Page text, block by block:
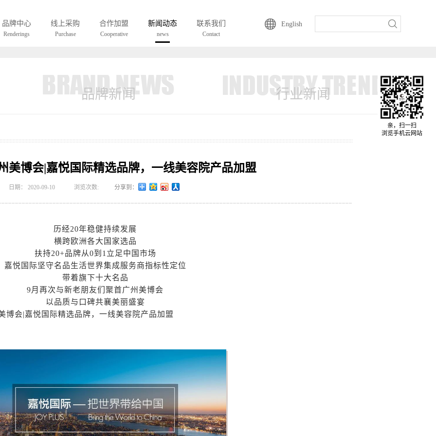
品牌中心
Renderings
线上采购
Purchase
合作加盟
Cooperative
新闻动态
news
联系我们
Contact
English
品牌新闻 行业新闻
分享到：
美博会|嘉悦国际精选品牌，一线美容院产品加盟
日期： 2020-09-10 浏览次数:
历经20年稳健持续发展
横跨欧洲各大国家选品
扶持20+品牌从0到1立足中国市场
嘉悦国际坚守名品生活世界集成服务商指标性定位
带着旗下十大名品
9月再次与新老朋友们聚首广州美博会
以品质与口碑共襄美丽盛宴
博会|嘉悦国际精选品牌，一线美容院产品加盟
亲，扫一扫
浏览手机云网站